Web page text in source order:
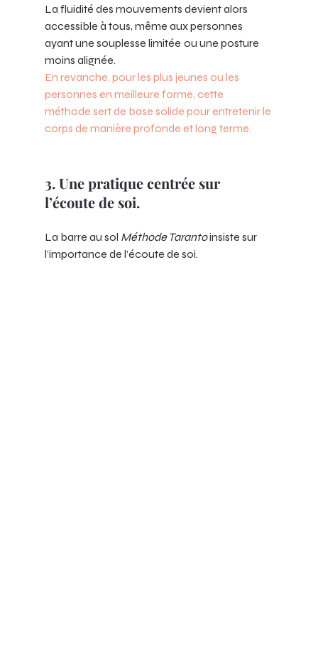
La fluidité des mouvements devient alors
accessible à tous, même aux personnes
ayant une souplesse limitée ou une posture
moins alignée.
En revanche, pour les plus jeunes ou les
personnes en meilleure forme, cette
méthode sert de base solide pour entretenir le
corps de manière profonde et long terme.
3. Une pratique centrée sur
l’écoute de soi.
La barre au sol Méthode Taranto insiste sur
l’importance de l’écoute de soi.